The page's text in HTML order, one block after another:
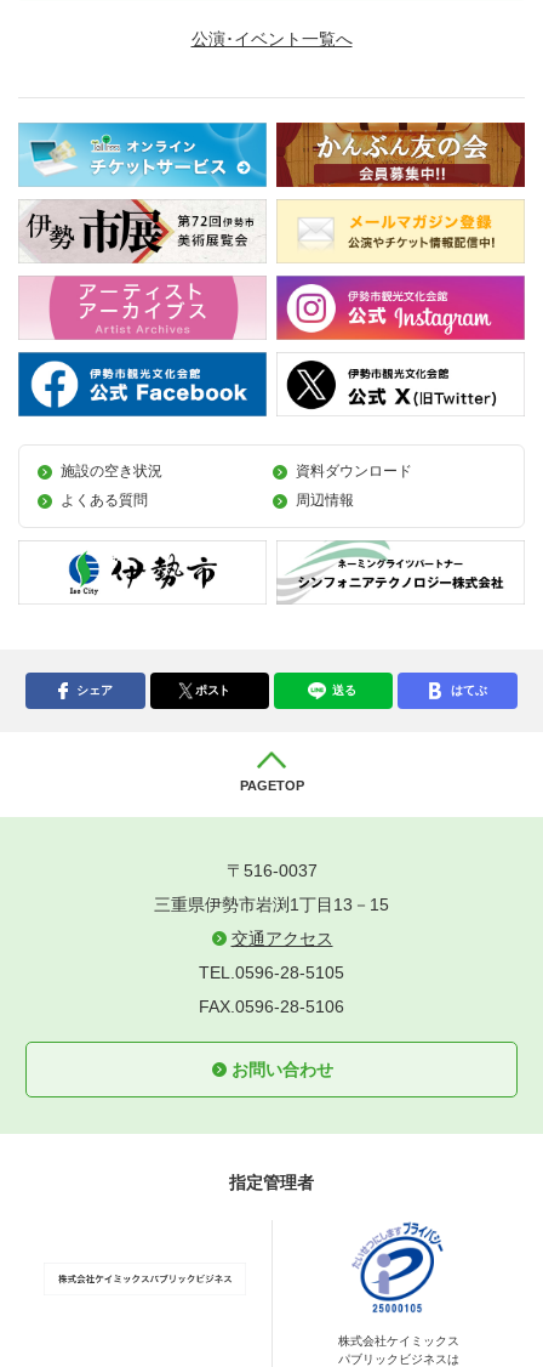
公演･イベント一覧へ
施設の空き状況
資料ダウンロード
よくある質問
周辺情報
シェア ポスト 送る はてぶ
PAGETOP
〒516-0037
三重県伊勢市岩渕1丁目13－15
交通アクセス
TEL.0596-28-5105
FAX.0596-28-5106
お問い合わせ
指定管理者
株式会社ケイミックス
パブリックビジネスは